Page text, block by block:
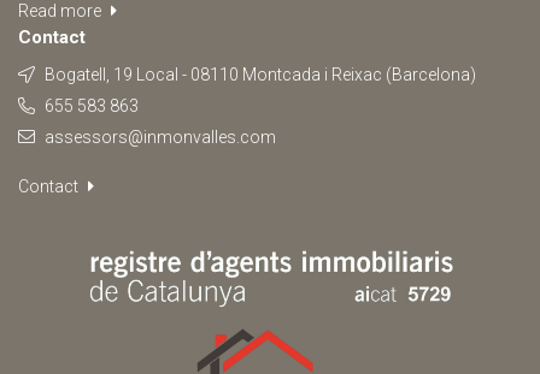
Read more
Contact
Bogatell, 19 Local - 08110 Montcada i Reixac (Barcelona)
655 583 863
assessors@inmonvalles.com
Contact